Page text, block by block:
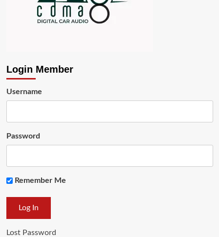
Login Member
Username
Password
Remember Me
Lost Password